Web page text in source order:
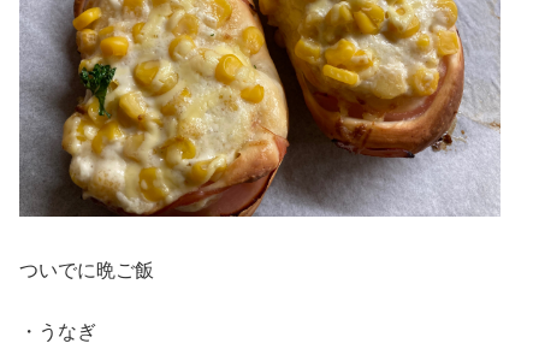
ついでに晩ご飯
・うなぎ